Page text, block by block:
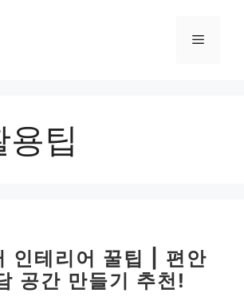
메
용팁
인테리어 꿀팁 | 편안
공간 만들기 추천!